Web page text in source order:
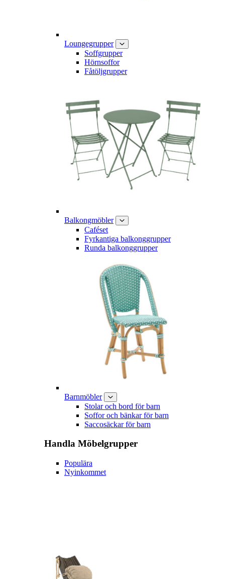
Loungegrupper
Soffgrupper
Hörnsoffor
Fåtöljgrupper
Balkongmöbler
Caféset
Fyrkantiga balkonggrupper
Runda balkonggrupper
Barnmöbler
Stolar och bord för barn
Soffor och bänkar för barn
Saccosäckar för barn
Handla Möbelgrupper
Populära
Nyinkommet